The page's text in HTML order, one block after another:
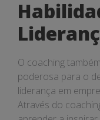
O coaching
poderosa para o
liderança em
Através do